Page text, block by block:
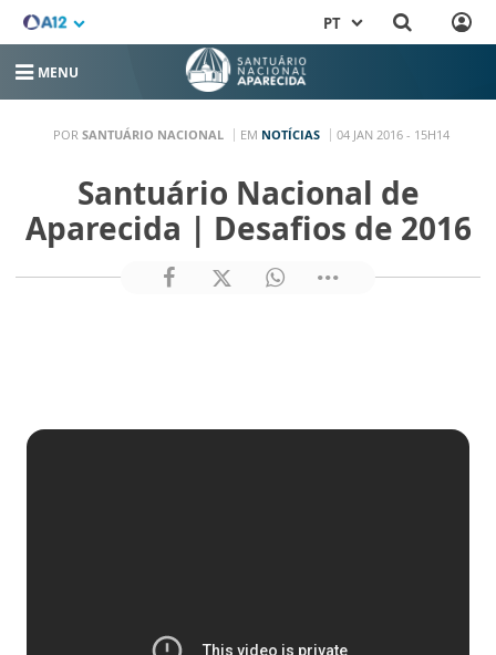
PT
MENU
POR SANTUÁRIO NACIONAL EM NOTÍCIAS 04 JAN 2016 - 15H14
Santuário Nacional de
Aparecida | Desafios de 2016